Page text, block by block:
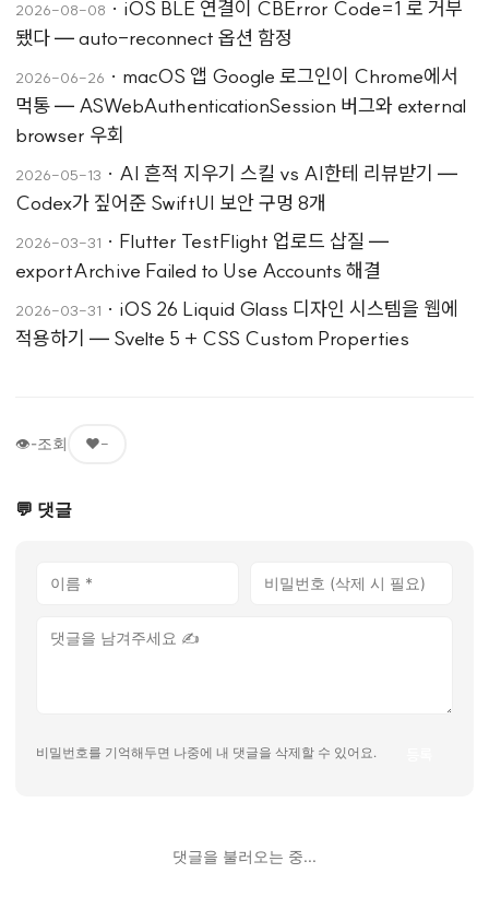
2026-08-08 · iOS BLE 연결이 CBError Code=1 로 거부
됐다 — auto-reconnect 옵션 함정
2026-06-26 · macOS 앱 Google 로그인이 Chrome에서
먹통 — ASWebAuthenticationSession 버그와 external
browser 우회
2026-05-13 · AI 흔적 지우기 스킬 vs AI한테 리뷰받기 —
Codex가 짚어준 SwiftUI 보안 구멍 8개
2026-03-31 · Flutter TestFlight 업로드 삽질 —
exportArchive Failed to Use Accounts 해결
2026-03-31 · iOS 26 Liquid Glass 디자인 시스템을 웹에
적용하기 — Svelte 5 + CSS Custom Properties
👁-조회 ❤️-
💬 댓글
비밀번호를 기억해두면 나중에 내 댓글을 삭제할 수 있어요.
댓글을 불러오는 중...